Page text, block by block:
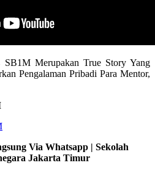
Merupakan True Story Yang
Pengalaman Pribadi Para Mentor,
Via Whatsapp | Sekolah
Jakarta Timur